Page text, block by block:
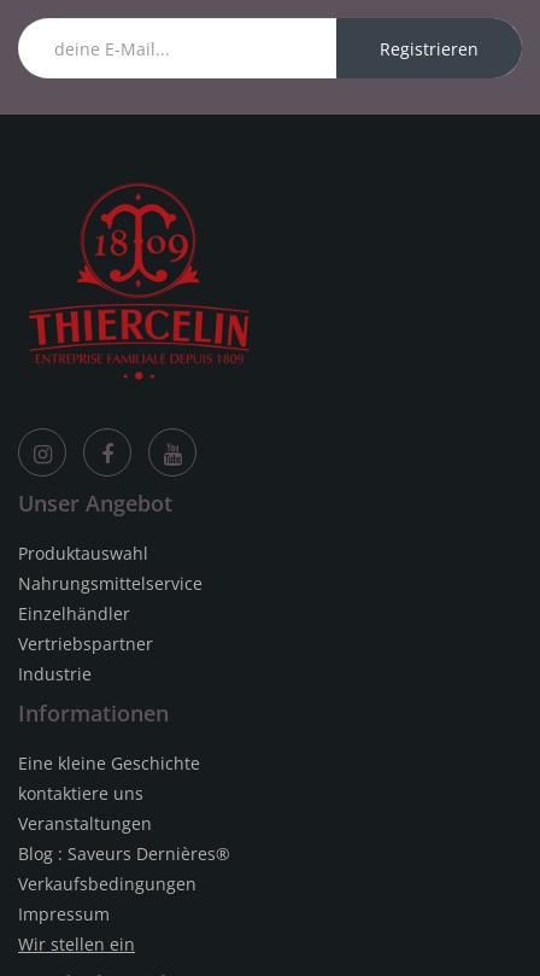
Registrieren
Unser Angebot
Produktauswahl
Nahrungsmittelservice
Einzelhändler
Vertriebspartner
Industrie
Informationen
Eine kleine Geschichte
kontaktiere uns
Veranstaltungen
Blog : Saveurs Dernières®
Verkaufsbedingungen
Impressum
Wir stellen ein